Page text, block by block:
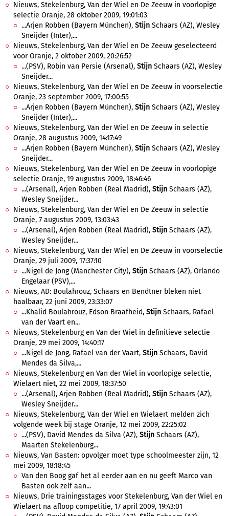
Nieuws, Stekelenburg, Van der Wiel en De Zeeuw in voorlopige
selectie Oranje, 28 oktober 2009, 19:01:03
...Arjen Robben (Bayern München), Stijn Schaars (AZ), Wesley
Sneijder (Inter),...
Nieuws, Stekelenburg, Van der Wiel en De Zeeuw geselecteerd
voor Oranje, 2 oktober 2009, 20:26:52
...(PSV), Robin van Persie (Arsenal), Stijn Schaars (AZ), Wesley
Sneijder...
Nieuws, Stekelenburg, Van der Wiel en De Zeeuw in voorselectie
Oranje, 23 september 2009, 17:00:55
...Arjen Robben (Bayern München), Stijn Schaars (AZ), Wesley
Sneijder (Inter),...
Nieuws, Stekelenburg, Van der Wiel en De Zeeuw in selectie
Oranje, 28 augustus 2009, 14:17:49
...Arjen Robben (Bayern München), Stijn Schaars (AZ), Wesley
Sneijder...
Nieuws, Stekelenburg, Van der Wiel en De Zeeuw in voorlopige
selectie Oranje, 19 augustus 2009, 18:46:46
...(Arsenal), Arjen Robben (Real Madrid), Stijn Schaars (AZ),
Wesley Sneijder...
Nieuws, Stekelenburg, Van der Wiel en De Zeeuw in selectie
Oranje, 7 augustus 2009, 13:03:43
...(Arsenal), Arjen Robben (Real Madrid), Stijn Schaars (AZ),
Wesley Sneijder...
Nieuws, Stekelenburg, Van der Wiel en De Zeeuw in voorselectie
Oranje, 29 juli 2009, 17:37:10
...Nigel de Jong (Manchester City), Stijn Schaars (AZ), Orlando
Engelaar (PSV),...
Nieuws, AD: Boulahrouz, Schaars en Bendtner bleken niet
haalbaar, 22 juni 2009, 23:33:07
...Khalid Boulahrouz, Edson Braafheid, Stijn Schaars, Rafael
van der Vaart en...
Nieuws, Stekelenburg en Van der Wiel in definitieve selectie
Oranje, 29 mei 2009, 14:40:17
...Nigel de Jong, Rafael van der Vaart, Stijn Schaars, David
Mendes da Silva,...
Nieuws, Stekelenburg en Van der Wiel in voorlopige selectie,
Wielaert niet, 22 mei 2009, 18:37:50
...(Arsenal), Arjen Robben (Real Madrid), Stijn Schaars (AZ),
Wesley Sneijder...
Nieuws, Stekelenburg, Van der Wiel en Wielaert melden zich
volgende week bij stage Oranje, 12 mei 2009, 22:25:02
...(PSV), David Mendes da Silva (AZ), Stijn Schaars (AZ),
Maarten Stekelenburg...
Nieuws, Van Basten: opvolger moet type schoolmeester zijn, 12
mei 2009, 18:18:45
Van den Boog gaf het al eerder aan en nu geeft Marco van
Basten ook zelf aan...
Nieuws, Drie trainingsstages voor Stekelenburg, Van der Wiel en
Wielaert na afloop competitie, 17 april 2009, 19:43:01